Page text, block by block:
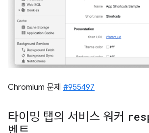
Chromium 문제 #955497
타이밍 탭의 서비스 워커